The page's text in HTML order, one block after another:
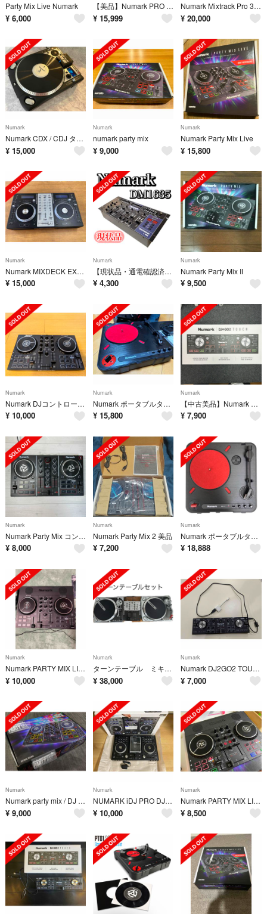
Party Mix Live Numark
¥ 6,000
【美品】Numark PRO SM-1 DJミキサー ゴールド 2チャンネル
¥ 15,999
Numark Mixtrack Pro 3 DJコントローラー
¥ 20,000
Numark
Numark CDX / CDJ ターンテーブル DJコントローラ
¥ 15,000
Numark
numark party mix
¥ 9,000
Numark
Numark Party Mix Live
¥ 15,800
Numark
Numark MIXDECK EXPRESS
¥ 15,000
Numark
【現状品・通電確認済】Numark DM1635 高性能 4ch DJミキサー
¥ 4,300
Numark
Numark Party Mix II
¥ 9,500
Numark
Numark DJコントローラー Party Mix II
¥ 10,000
Numark
Numark ポータブルターンテーブル PT01 SCRATCH
¥ 15,800
Numark
【中古美品】Numark DJ2GO2 touch
¥ 7,900
Numark
Numark Party Mix コンパクト 2デッキDJコントローラー
¥ 8,000
Numark
Numark Party Mix 2 美品
¥ 7,200
Numark
Numark ポータブルターンテーブル PT01 SCRATCH カスタム
¥ 18,888
Numark
Numark PARTY MIX LIVE
¥ 10,000
Numark
ターンテーブル ミキサーセットnumark TT200 dm1050
¥ 38,000
Numark
Numark DJ2GO2 TOUCH
¥ 7,000
Numark
Numark party mix / DJ コントローラー
¥ 9,000
Numark
NUMARK iDJ PRO DJ機材 音響 ipod iphone ipad
¥ 10,000
Numark
Numark PARTY MIX LIVE
¥ 8,500